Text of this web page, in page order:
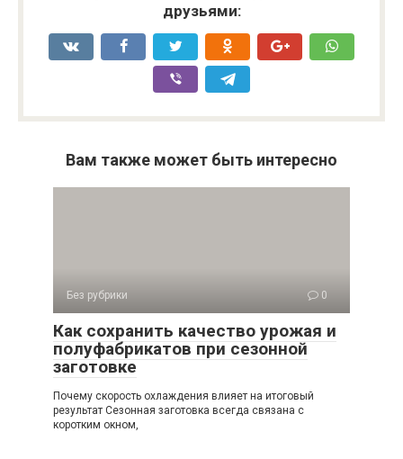
друзьями:
Вам также может быть интересно
Без рубрики 0
Как сохранить качество урожая и
полуфабрикатов при сезонной
заготовке
Почему скорость охлаждения влияет на итоговый
результат Сезонная заготовка всегда связана с
коротким окном,